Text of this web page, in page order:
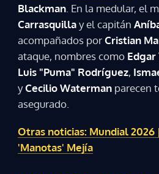
Blackman. En la medular, el
Carrasquillay el capitán
acompañados porCristian
ataque, nombres como Edgar
Luis "Puma" Rodríguez,
yCecilio Waterman parecen
asegurado.
Otras noticias: Mundial 2026
'Manotas' Mejía